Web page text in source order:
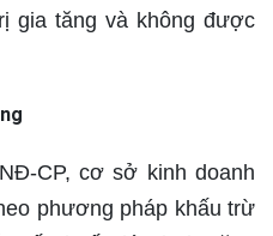
gia tăng và không được
CP, cơ sở kinh doanh
phương pháp khấu trừ